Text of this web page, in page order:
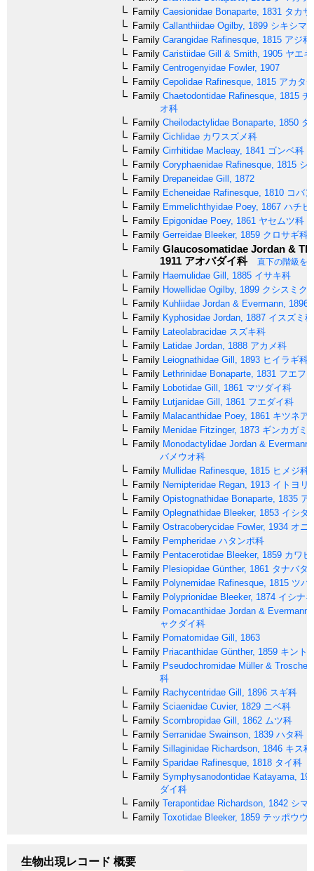
Family Caesionidae Bonaparte, 1831 タカ
Family Callanthiidae Ogilby, 1899 シキシマ
Family Carangidae Rafinesque, 1815 アジ科
Family Caristiidae Gill & Smith, 1905 ヤエ
Family Centrogenyidae Fowler, 1907
Family Cepolidae Rafinesque, 1815 アカタ
Family Chaetodontidae Rafinesque, 1815 チ
オ科
Family Cheilodactylidae Bonaparte, 1850 タ
Family Cichlidae カワスズメ科
Family Cirrhitidae Macleay, 1841 ゴンベ科
Family Coryphaenidae Rafinesque, 1815 シ
Family Drepaneidae Gill, 1872
Family Echeneidae Rafinesque, 1810 コバ
Family Emmelichthyidae Poey, 1867 ハチビ
Family Epigonidae Poey, 1861 ヤセムツ科
Family Gerreidae Bleeker, 1859 クロサギ科
Family Glaucosomatidae Jordan &
1911 アオバダイ科 直下の階級を
Family Haemulidae Gill, 1885 イサキ科
Family Howellidae Ogilby, 1899 クシスミク
Family Kuhliidae Jordan & Evermann, 1896
Family Kyphosidae Jordan, 1887 イスズミ科
Family Lateolabracidae スズキ科
Family Latidae Jordan, 1888 アカメ科
Family Leiognathidae Gill, 1893 ヒイラギ科
Family Lethrinidae Bonaparte, 1831 フエフ
Family Lobotidae Gill, 1861 マツダイ科
Family Lutjanidae Gill, 1861 フエダイ科
Family Malacanthidae Poey, 1861 キツネア
Family Menidae Fitzinger, 1873 ギンカガミ
Family Monodactylidae Jordan &
バメウオ科
Family Mullidae Rafinesque, 1815 ヒメジ科
Family Nemipteridae Regan, 1913 イトヨリ
Family Opistognathidae Bonaparte, 1835 ア
Family Oplegnathidae Bleeker, 1853 イシダ
Family Ostracoberycidae Fowler, 1934 オニ
Family Pempheridae ハタンポ科
Family Pentacerotidae Bleeker, 1859 カワ
Family Plesiopidae Günther, 1861 タナバタ
Family Polynemidae Rafinesque, 1815 ツバ
Family Polyprionidae Bleeker, 1874 イシナ
Family Pomacanthidae Jordan & Evermann,
ャクダイ科
Family Pomatomidae Gill, 1863
Family Priacanthidae Günther, 1859 キント
Family Pseudochromidae Müller &
科
Family Rachycentridae Gill, 1896 スギ科
Family Sciaenidae Cuvier, 1829 ニベ科
Family Scombropidae Gill, 1862 ムツ科
Family Serranidae Swainson, 1839 ハタ科
Family Sillaginidae Richardson, 1846 キス科
Family Sparidae Rafinesque, 1818 タイ科
Family Symphysanodontidae Katayama,
ダイ科
Family Terapontidae Richardson, 1842 シマ
Family Toxotidae Bleeker, 1859 テッポウウ
生物出現レコード 概要